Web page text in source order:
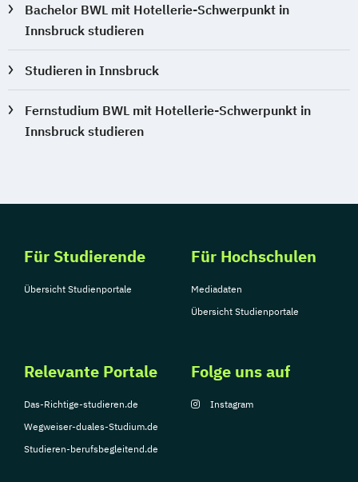
Bachelor BWL mit Hotellerie-Schwerpunkt in
Innsbruck studieren
Studieren in Innsbruck
Fernstudium BWL mit Hotellerie-Schwerpunkt in
Innsbruck studieren
Für Studierende
Übersicht Studienportale
Für Hochschulen
Mediadaten
Übersicht Studienportale
Relevante Portale
Das-Richtige-studieren.de
Wegweiser-duales-Studium.de
Studieren-berufsbegleitend.de
Folge uns auf
Instagram